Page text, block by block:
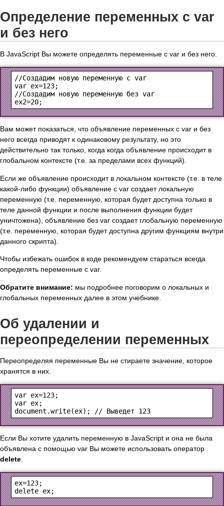
Определение переменных с var
и без него
В JavaScript Вы можете определять переменные с var и без него.
//Создадим новую переменную с var
var ex=123;
//Создадим новую переменную без var
Вам может показаться, что объявление переменных с var и без
него всегда приводят к одинаковому результату, но это
действительно так только, когда когда объявление происходит в
глобальном контексте (т.е. за пределами всех функций).
Если же объявление происходит в локальном контексте (т.е. в теле
какой-либо функции) объявление с var создает локальную
переменную (т.е. переменную, которая будет доступна только в
теле данной функции и после выполнения функции будет
уничтожена), объявление без var создает глобальную переменную
(т.е. переменную, которая будет доступна другим функциям внутри
данного скрипта).
Чтобы избежать ошибок в коде рекомендуем стараться всегда
определять переменные с var.
Обратите внимание: мы подробнее поговорим о локальных и
глобальных переменных далее в этом учебнике.
Об удалении и
переопределении переменных
Переопределяя переменные Вы не стираете значение, которое
хранятся в них.
var ex=123;
var ex;
Если Вы хотите удалить переменную в JavaScript и она не была
объявлена с помощью var Вы можете использовать оператор
delete.
ex=123;